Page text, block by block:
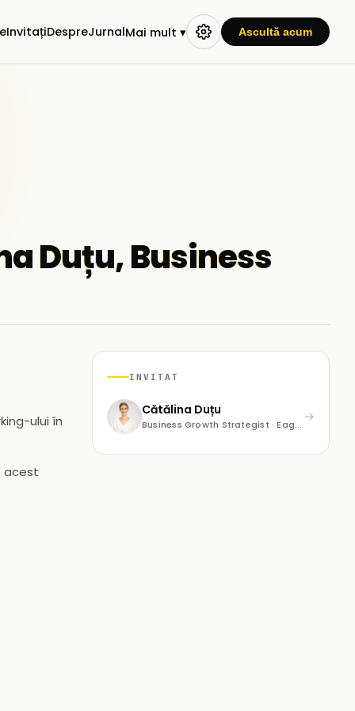
InvitațiDespreJurnalMai mult ▾ Ascultă acum
Duțu, Business
ului în
acest
INVITAT
Cătălina Duțu
Business Growth Strategist · Eagle Consult
→